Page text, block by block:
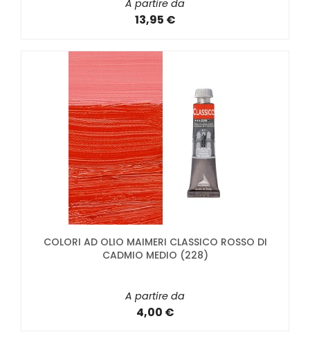
A partire da
13,95 €
COLORI AD OLIO MAIMERI CLASSICO ROSSO DI
CADMIO MEDIO (228)
A partire da
4,00 €